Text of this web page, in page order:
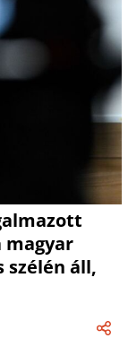
magyar
szélén áll,